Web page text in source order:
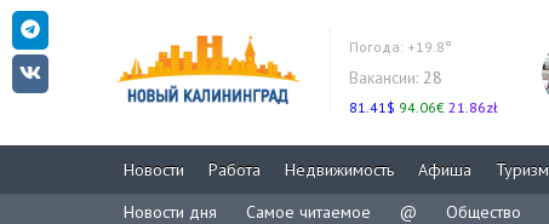
Погода: +19.8°
Вакансии: 28
81.41$ 94.06€ 21.86zł
Новости Работа Недвижимость Афиша Туризм
Новости дня
Самое читаемое @ Общество